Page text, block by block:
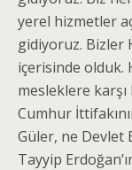
yerel hizmetler
gidiyoruz. Bizler
içerisinde
mesleklere
Cumhur
Güler, ne Devlet
Tayyip